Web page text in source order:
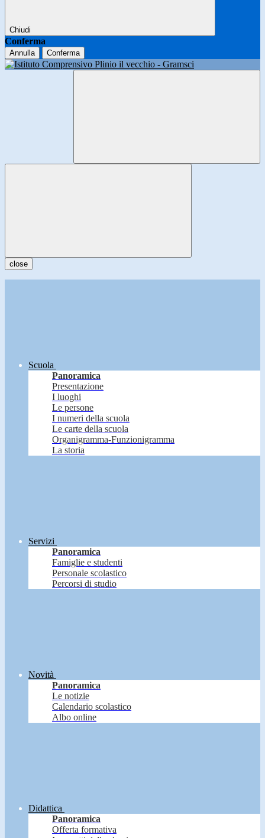
Chiudi
Conferma
Annulla Conferma
close
Scuola
Panoramica
Presentazione
I luoghi
Le persone
I numeri della scuola
Le carte della scuola
Organigramma-Funzionigramma
La storia
Servizi
Panoramica
Famiglie e studenti
Personale scolastico
Percorsi di studio
Novità
Panoramica
Le notizie
Calendario scolastico
Albo online
Didattica
Panoramica
Offerta formativa